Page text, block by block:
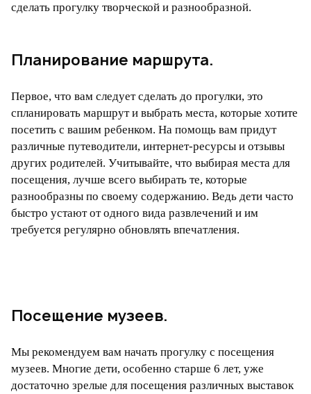
сделать прогулку творческой и разнообразной.
Планирование маршрута.
Первое, что вам следует сделать до прогулки, это
спланировать маршрут и выбрать места, которые хотите
посетить с вашим ребенком. На помощь вам придут
различные путеводители, интернет-ресурсы и отзывы
других родителей. Учитывайте, что выбирая места для
посещения, лучше всего выбирать те, которые
разнообразны по своему содержанию. Ведь дети часто
быстро устают от одного вида развлечений и им
требуется регулярно обновлять впечатления.
Посещение музеев.
Мы рекомендуем вам начать прогулку с посещения
музеев. Многие дети, особенно старше 6 лет, уже
достаточно зрелые для посещения различных выставок